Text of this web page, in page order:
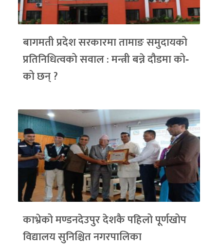
बागमती प्रदेश सरकारमा तामाङ समुदायको
प्रतिनिधित्वको सवाल : मन्त्री बन्ने दौडमा को‐
को छन् ?
काभ्रेको मण्डनदेउपुर देशकै पहिलो पूर्णखोप
विद्यालय सुनिश्चित नगरपालिका